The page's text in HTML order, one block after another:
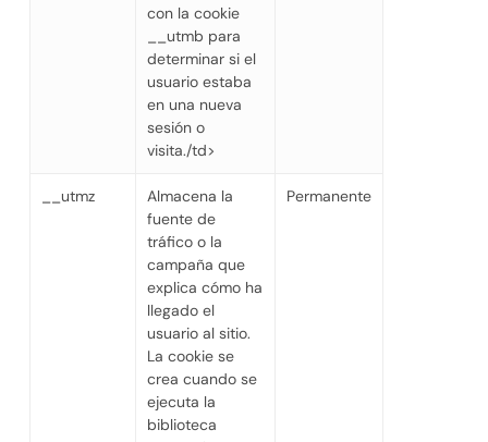
con la cookie
__utmb para
determinar si el
usuario estaba
en una nueva
sesión o
visita./td>
__utmz
Almacena la
fuente de
tráfico o la
campaña que
explica cómo ha
llegado el
usuario al sitio.
La cookie se
crea cuando se
ejecuta la
biblioteca
Permanente